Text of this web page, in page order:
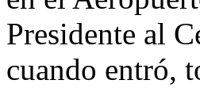
Presidente al
cuando entró,